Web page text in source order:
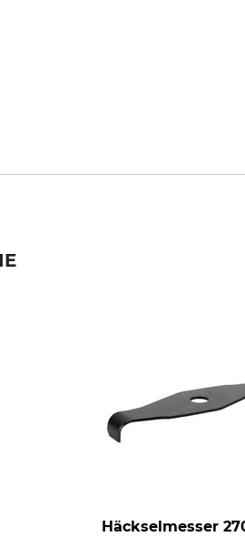
Häckselmesser